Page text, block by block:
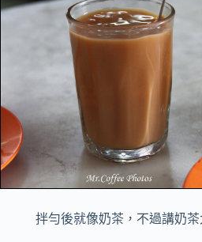
拌勻後就像奶茶，不過講奶